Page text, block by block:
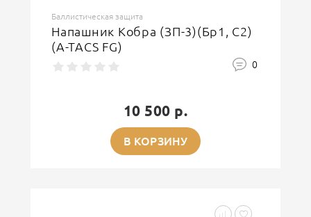
Баллистическая защита
Напашник Кобра (ЗП-3)(Бр1, С2)
(A-TACS FG)
0
10 500 р.
В КОРЗИНУ